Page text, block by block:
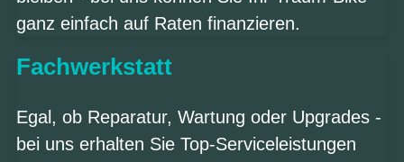
ganz einfach auf Raten finanzieren.
Fachwerkstatt
Egal, ob Reparatur, Wartung oder Upgrades -
bei uns erhalten Sie Top-Serviceleistungen